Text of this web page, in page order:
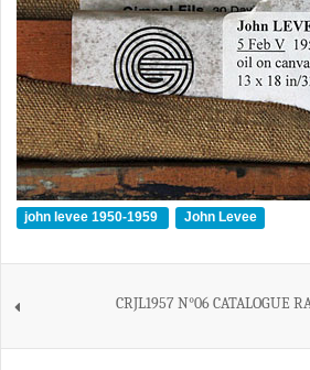
john levee 1950-1959 John Levee
CRJL1957 N°06 CATALOGUE